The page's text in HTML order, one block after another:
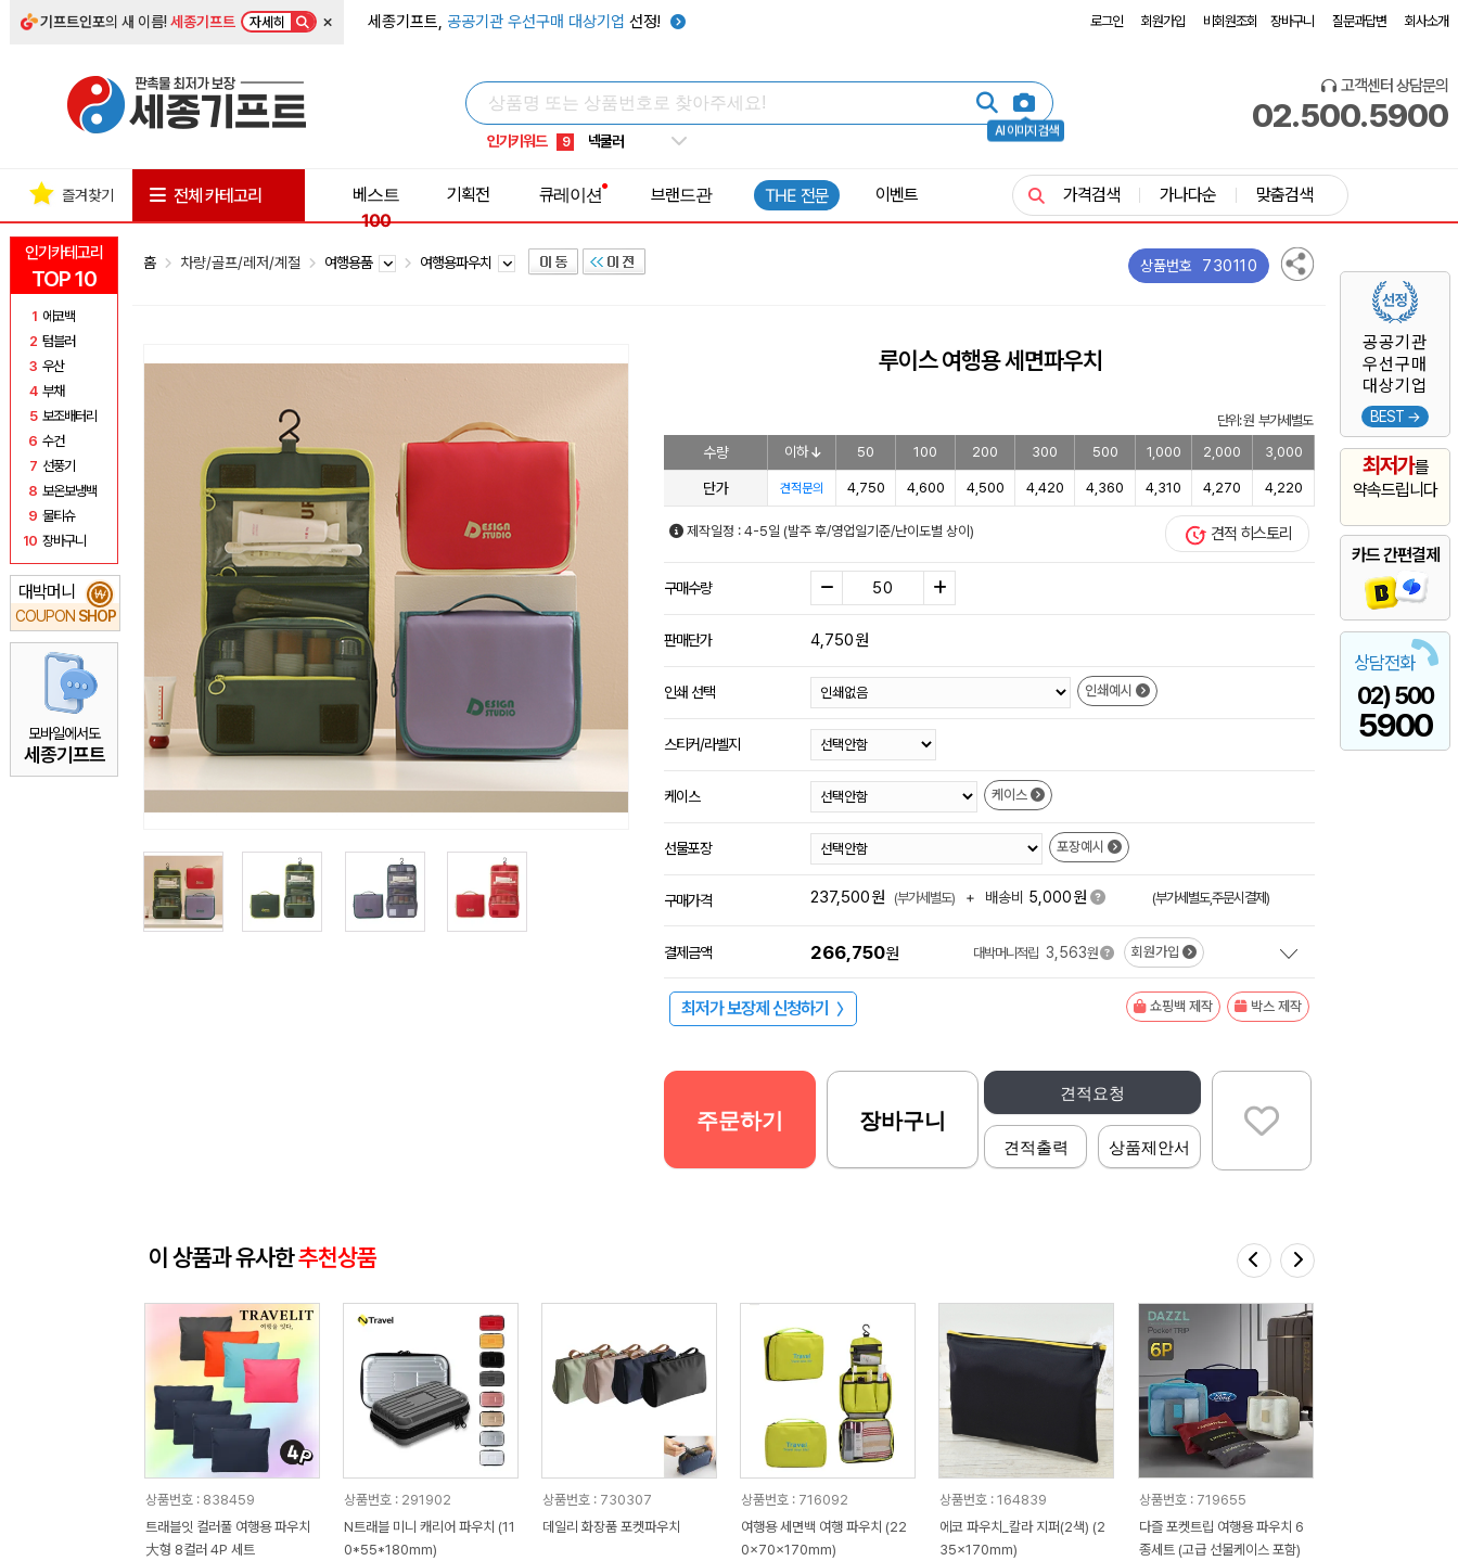
기프트인포의 새 이름!세종기프트 자세히 × 세종기프트, 공공기관 우선구매 대상기업 선정! 로그인 회원가입 비회원조회 장바구니 질문과답변 회사소개
AI 이미지 검색
인기키워드
6 우산
8 쿨토시
10 타포린가방
선풍기
고객센터 상담문의
02.500.5900
인기카테고리
TOP 10
1 에코백
2 텀블러
3 우산
4 부채
5 보조배터리
6 수건
7 선풍기
8 보온보냉백
9 물티슈
10 장바구니
대박머니
COUPON SHOP
₩
모바일에서도
세종기프트
공공기관
우선구매
대상기업
BEST →
최저가를
약속드립니다
카드 간편결제
상담전화
02) 500
5900
즐겨찾기 전체 카테고리
베스트
100
기획전 큐레이션 브랜드관 THE 전문 이벤트 가격검색 가나다순 맞춤검색
홈 차량/골프/레저/계절 여행용품 여행용파우치 상품번호 730110
루이스 여행용 세면파우치
단위: 원 부가세별도
수량 이하 50 100 200 300 500 1,000 2,000 3,000
단가 견적문의 4,750 4,600 4,500 4,420 4,360 4,310 4,270 4,220
제작일정 : 4-5일 (발주 후/영업일기준/난이도별 상이) 견적 히스토리
구매수량
판매단가 4,750원
인쇄 선택 인쇄예시
스티커/라벨지
케이스 케이스
선물포장 포장예시
구매가격 237,500원 (부가세별도) + 배송비 5,000원 (부가세별도,주문시결제)
결제금액 266,750원 대박머니적립 3,563원 회원가입
최저가 보장제 신청하기 〉 쇼핑백 제작 박스 제작
견적요청
견적출력 상품제안서
주문하기 장바구니
이 상품과 유사한추천상품
상품번호 : 838459
트래블잇 컬러풀 여행용 파우치
大형 8컬러 4P 세트
상품번호 : 291902
N트래블 미니 캐리어 파우치 (11
0*55*180mm)
상품번호 : 730307
데일리 화장품 포켓파우치
상품번호 : 716092
여행용 세면백 여행 파우치 (22
0x70x170mm)
상품번호 : 164839
에코 파우치_칼라 지퍼(2색) (2
35x170mm)
상품번호 : 719655
다즐 포켓트립 여행용 파우치 6
종세트 (고급 선물케이스 포함)